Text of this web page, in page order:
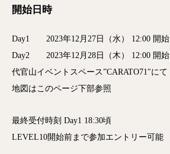
開始日時
Day1 2023年12月27日（水） 12:00 開始
Day2 2023年12月28日（木） 12:00 開始
代官山イベントスペース”CARATO71″にて
地図はこのページ下部参照
最終受付時刻 Day1 18:30頃
LEVEL10開始前まで参加エントリー可能